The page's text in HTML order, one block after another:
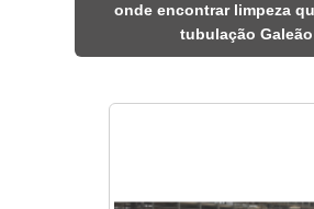
onde encontrar limpeza
tubulação Galeão